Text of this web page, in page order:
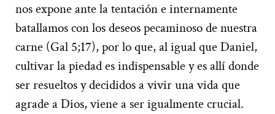
nos expone ante la tentación e internamente
batallamos con los deseos pecaminoso de nuestra
carne (Gal 5;17), por lo que, al igual que Daniel,
cultivar la piedad es indispensable y es allí donde
ser resueltos y decididos a vivir una vida que
agrade a Dios, viene a ser igualmente crucial.